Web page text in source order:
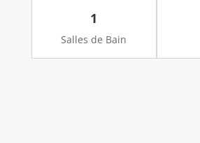
1
Salles de Bain